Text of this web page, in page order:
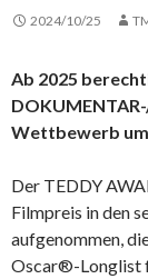
2024/10/25
Ab 2025
Wettbewerb
Der TEDDY
Filmpreis in den
aufgenommen,
Oscar®-Longlist